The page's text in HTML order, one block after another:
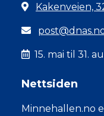
Kakenveien,
15. mai til 31.
Nettsiden
Minnehallen.no